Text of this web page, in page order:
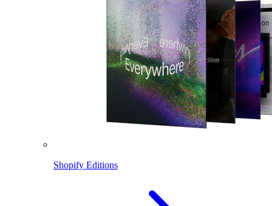
Shopify Editions